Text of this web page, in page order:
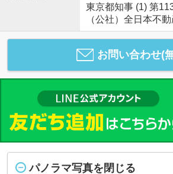
東京都知事 (1) 第
（公社）全日本不
お問い合わせ(
パノラマ写真を閉じる